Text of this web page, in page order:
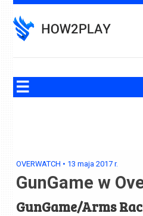
to
content
OVERWATCH • 13 maja 2017 r.
GunGame w
GunGame/Arms